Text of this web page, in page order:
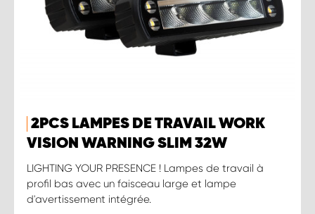
2PCS LAMPES DE TRAVAIL WORK
VISION WARNING SLIM 32W
LIGHTING YOUR PRESENCE ! Lampes de travail à
profil bas avec un faisceau large et lampe
d'avertissement intégrée.